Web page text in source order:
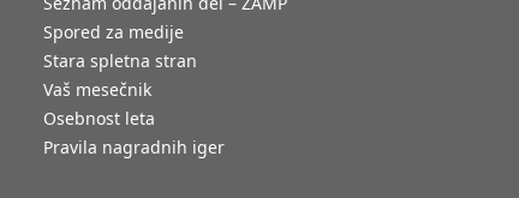
Spored za medije
Stara spletna stran
Vaš mesečnik
Osebnost leta
Pravila nagradnih iger